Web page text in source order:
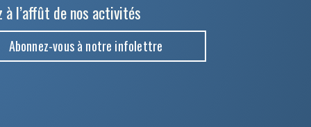
à l’affût de nos activités
Abonnez-vous à notre infolettre